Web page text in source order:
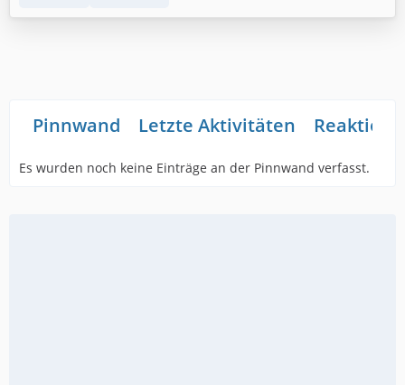
Pinnwand Letzte Aktivitäten
Es wurden noch keine Einträge an der Pinnwand verfasst.